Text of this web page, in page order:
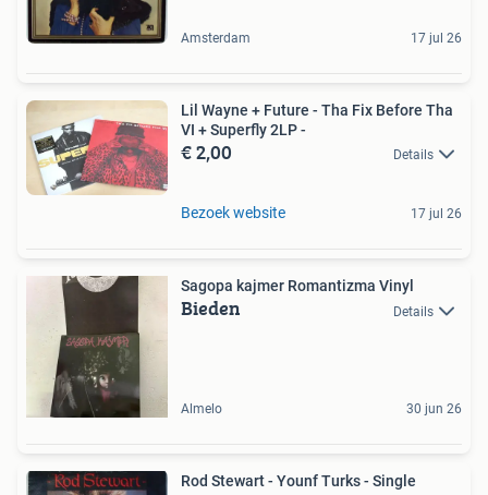
Amsterdam 17 jul 26
Lil Wayne + Future - Tha Fix Before Tha
VI + Superfly 2LP -
€ 2,00 Details
Bezoek website 17 jul 26
Sagopa kajmer Romantizma Vinyl
Bieden Details
Almelo 30 jun 26
Rod Stewart - Younf Turks - Single